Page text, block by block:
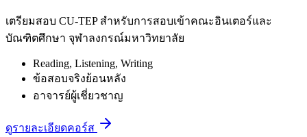
เตรียมสอบ CU-TEP สำหรับการสอบเข้าคณะอินเตอร์และ
บัณฑิตศึกษา จุฬาลงกรณ์มหาวิทยาลัย
Reading, Listening, Writing
ข้อสอบจริงย้อนหลัง
อาจารย์ผู้เชี่ยวชาญ
ดูรายละเอียดคอร์ส